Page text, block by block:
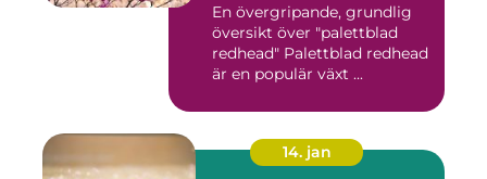
En övergripande, grundlig
översikt över "palettblad
redhead" Palettblad redhead
är en populär växt ...
14. jan